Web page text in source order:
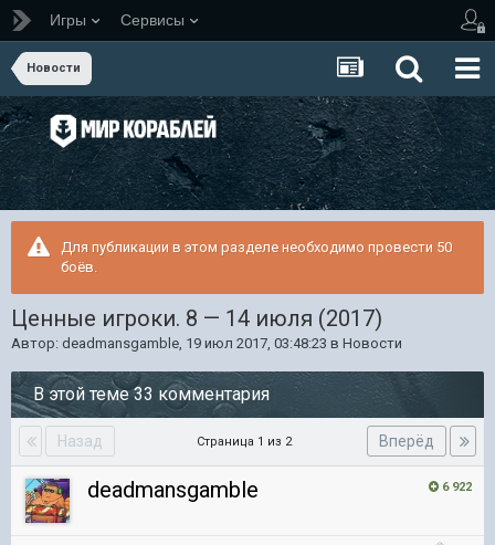
Игры Сервисы
Новости
Для публикации в этом разделе необходимо провести 50
боёв.
Ценные игроки. 8 — 14 июля (2017)
Автор: deadmansgamble, 19 июл 2017, 03:48:23 в Новости
В этой теме 33 комментария
Назад Вперёд
Страница 1 из 2
6 922
deadmansgamble